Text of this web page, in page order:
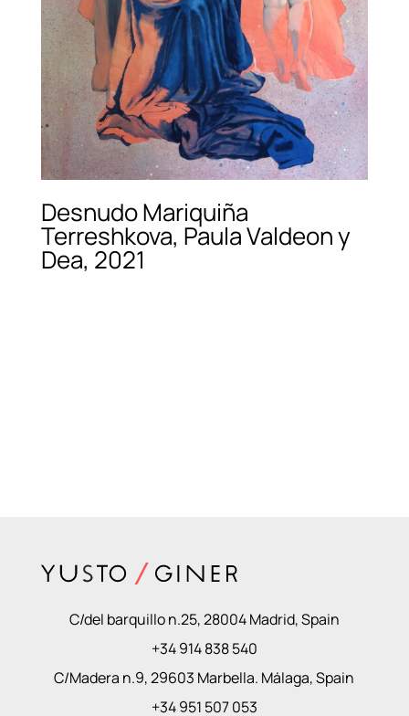
Desnudo Mariquiña
Terreshkova, Paula Valdeon y
Dea, 2021
C/del barquillo n.25, 28004 Madrid, Spain
+34 914 838 540
C/Madera n.9, 29603 Marbella. Málaga, Spain
+34 951 507 053